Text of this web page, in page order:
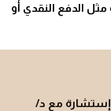
الدفع النقدي أو
إستشارة مع د/